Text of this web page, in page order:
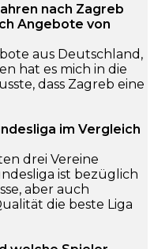
nach Zagreb
Angebote von
aus Deutschland,
hat es mich in die
dass Zagreb eine
im Vergleich
drei Vereine
ist bezüglich
aber auch
die beste Liga